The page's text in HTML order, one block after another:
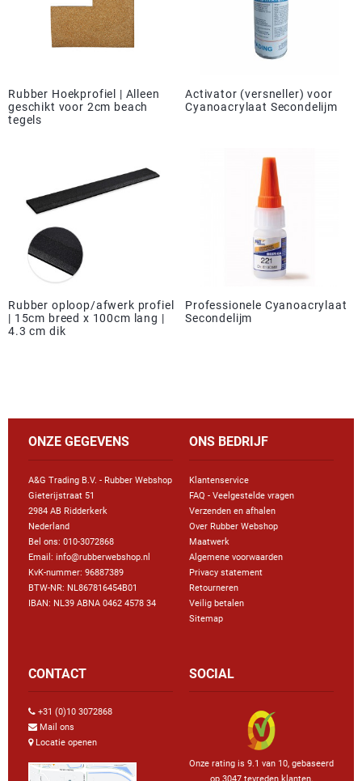
Rubber Hoekprofiel | Alleen
geschikt voor 2cm beach
tegels
Activator (versneller) voor
Cyanoacrylaat Secondelijm
Rubber oploop/afwerk profiel
| 15cm breed x 100cm lang |
4.3 cm dik
Professionele Cyanoacrylaat
Secondelijm
ONZE GEGEVENS
A&G Trading B.V. - Rubber Webshop
Gieterijstraat 51
2984 AB Ridderkerk
Nederland
Bel ons: 010-3072868
Email: info@rubberwebshop.nl
KvK-nummer: 96887389
BTW-NR: NL867816454B01
IBAN: NL39 ABNA 0462 4578 34
ONS BEDRIJF
Klantenservice
FAQ - Veelgestelde vragen
Verzenden en afhalen
Over Rubber Webshop
Maatwerk
Algemene voorwaarden
Privacy statement
Retourneren
Veilig betalen
Sitemap
CONTACT
+31 (0)10 3072868
Mail ons
Locatie openen
SOCIAL
Onze rating is 9.1 van 10, gebaseerd